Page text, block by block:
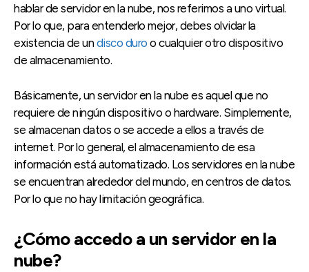
hablar de servidor en la nube, nos referimos a uno virtual.
Por lo que, para entenderlo mejor, debes olvidar la
existencia de undisco duro o cualquier otro dispositivo
de almacenamiento.
Básicamente, un servidor en la nube es aquel que no
requiere de ningún dispositivo o hardware. Simplemente,
se almacenan datos o se accede a ellos a través de
internet. Por lo general, el almacenamiento de esa
información está automatizado. Los servidores en la nube
se encuentran alrededor del mundo, en centros de datos.
Por lo que no hay limitación geográfica.
¿Cómo accedo a un servidor en la
nube?